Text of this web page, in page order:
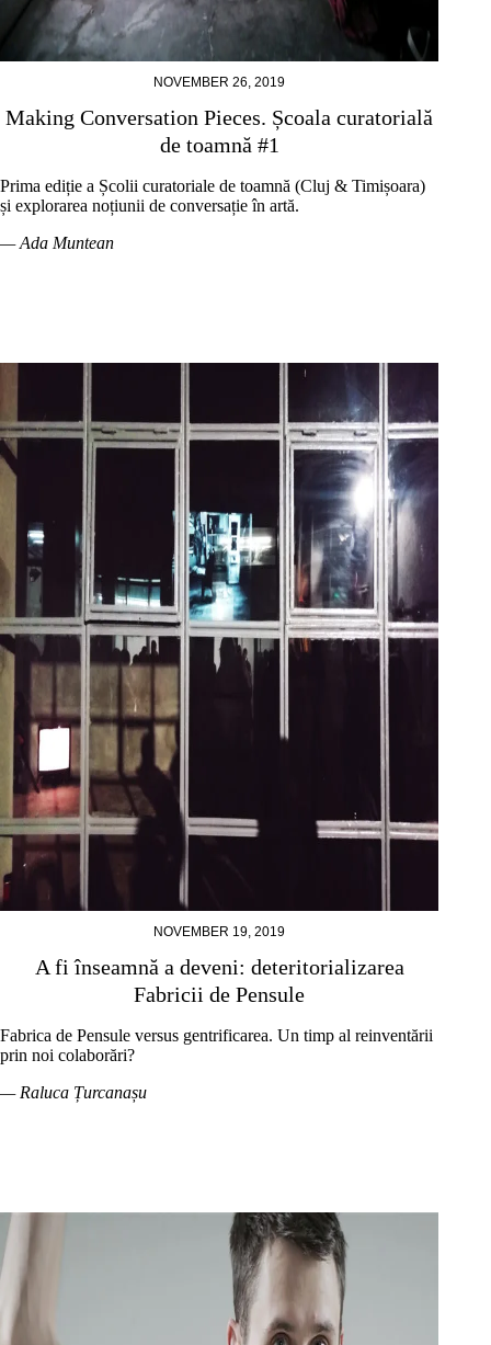
NOVEMBER 26, 2019
Making Conversation Pieces. Școala curatorială
de toamnă #1
Prima ediție a Școlii curatoriale de toamnă (Cluj & Timișoara)
și explorarea noțiunii de conversație în artă.
— Ada Muntean
NOVEMBER 19, 2019
A fi înseamnă a deveni: deteritorializarea
Fabricii de Pensule
Fabrica de Pensule versus gentrificarea. Un timp al reinventării
prin noi colaborări?
— Raluca Țurcanașu